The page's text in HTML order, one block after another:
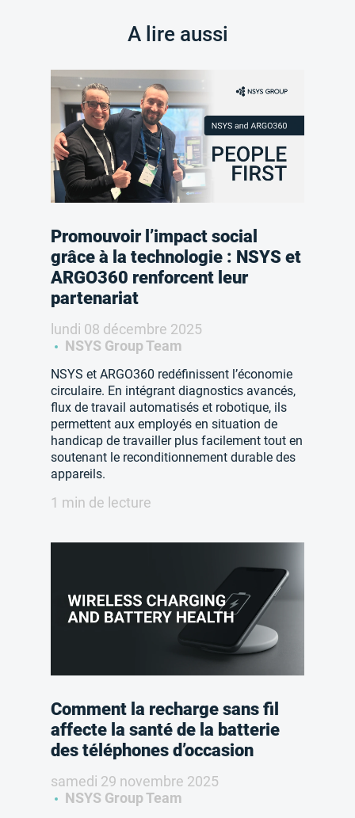
A lire aussi
Promouvoir l’impact social
grâce à la technologie : NSYS et
ARGO360 renforcent leur
partenariat
lundi 08 décembre 2025
NSYS Group Team
NSYS et ARGO360 redéfinissent l’économie
circulaire. En intégrant diagnostics avancés,
flux de travail automatisés et robotique, ils
permettent aux employés en situation de
handicap de travailler plus facilement tout en
soutenant le reconditionnement durable des
appareils.
1 min de lecture
Comment la recharge sans fil
affecte la santé de la batterie
des téléphones d’occasion
samedi 29 novembre 2025
NSYS Group Team